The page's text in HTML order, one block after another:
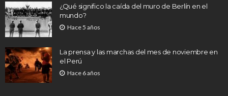
¿Qué significo la caída del muro de Berlín en el
mundo?
Hace 5 años
La prensa y las marchas del mes de noviembre en
el Perú
Hace 6 años